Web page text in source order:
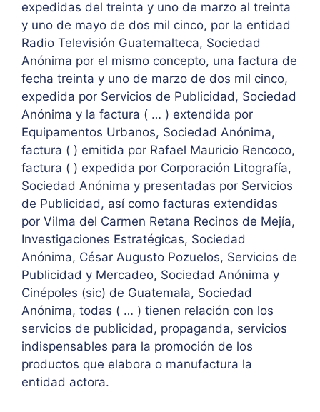
expedidas del treinta y uno de marzo al treinta
y uno de mayo de dos mil cinco, por la entidad
Radio Televisión Guatemalteca, Sociedad
Anónima por el mismo concepto, una factura de
fecha treinta y uno de marzo de dos mil cinco,
expedida por Servicios de Publicidad, Sociedad
Anónima y la factura ( … ) extendida por
Equipamentos Urbanos, Sociedad Anónima,
factura ( ) emitida por Rafael Mauricio Rencoco,
factura ( ) expedida por Corporación Litografía,
Sociedad Anónima y presentadas por Servicios
de Publicidad, así como facturas extendidas
por Vilma del Carmen Retana Recinos de Mejía,
Investigaciones Estratégicas, Sociedad
Anónima, César Augusto Pozuelos, Servicios de
Publicidad y Mercadeo, Sociedad Anónima y
Cinépoles (sic) de Guatemala, Sociedad
Anónima, todas ( … ) tienen relación con los
servicios de publicidad, propaganda, servicios
indispensables para la promoción de los
productos que elabora o manufactura la
entidad actora.